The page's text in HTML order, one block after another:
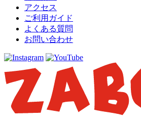
アクセス
ご利用ガイド
よくある質問
お問い合わせ